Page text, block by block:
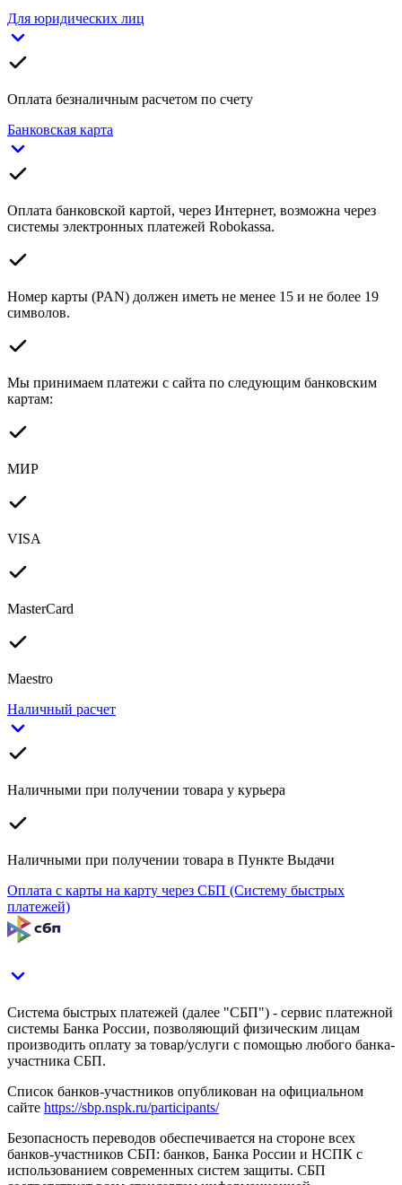
Для юридических лиц
Оплата безналичным расчетом по счету
Банковская карта
Оплата банковской картой, через Интернет, возможна через
системы электронных платежей Robokassa.
Номер карты (PAN) должен иметь не менее 15 и не более 19
символов.
Мы принимаем платежи с сайта по следующим банковским
картам:
МИР
VISA
MasterCard
Maestro
Наличный расчет
Наличными при получении товара у курьера
Наличными при получении товара в Пункте Выдачи
Оплата с карты на карту через СБП (Систему быстрых
платежей)
Система быстрых платежей (далее "СБП") - сервис платежной
системы Банка России, позволяющий физическим лицам
производить оплату за товар/услуги с помощью любого банка-
участника СБП.
Список банков-участников опубликован на официальном
сайте https://sbp.nspk.ru/participants/
Безопасность переводов обеспечивается на стороне всех
банков-участников СБП: банков, Банка России и НСПК с
использованием современных систем защиты. СБП